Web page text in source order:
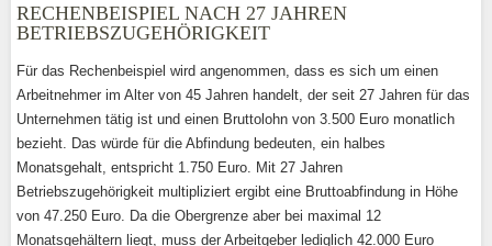
RECHENBEISPIEL NACH 27 JAHREN
BETRIEBSZUGEHÖRIGKEIT
Für das Rechenbeispiel wird angenommen, dass es sich um einen
Arbeitnehmer im Alter von 45 Jahren handelt, der seit 27 Jahren für das
Unternehmen tätig ist und einen Bruttolohn von 3.500 Euro monatlich
bezieht. Das würde für die Abfindung bedeuten, ein halbes
Monatsgehalt, entspricht 1.750 Euro. Mit 27 Jahren
Betriebszugehörigkeit multipliziert ergibt eine Bruttoabfindung in Höhe
von 47.250 Euro. Da die Obergrenze aber bei maximal 12
Monatsgehältern liegt, muss der Arbeitgeber lediglich 42.000 Euro